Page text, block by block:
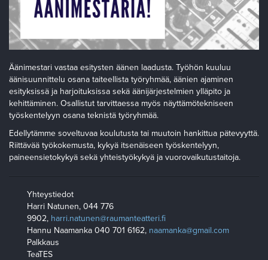
Äänimestari vastaa esitysten äänen laadusta. Työhön kuuluu
äänisuunnittelu osana taiteellista työryhmää, äänien ajaminen
esityksissä ja harjoituksissa sekä äänijärjestelmien ylläpito ja
kehittäminen. Osallistut tarvittaessa myös näyttämötekniseen
työskentelyyn osana teknistä työryhmää.
Edellytämme soveltuvaa koulutusta tai muutoin hankittua pätevyyttä.
Riittävää työkokemusta, kykyä itsenäiseen työskentelyyn,
paineensietokykyä sekä yhteistyökykyä ja vuorovaikutustaitoja.
Yhteystiedot
Harri Natunen, 044 776
9902, harri.natunen@raumanteatteri.fi
Hannu Naamanka 040 701 6162, naamanka@gmail.com
Palkkaus
TeaTES